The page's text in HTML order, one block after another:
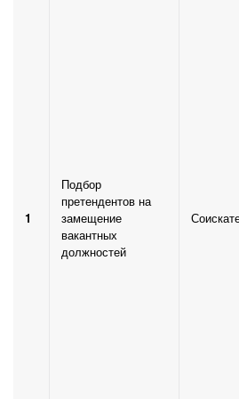
1
Подбор
претендентов на
замещение
вакантных
должностей